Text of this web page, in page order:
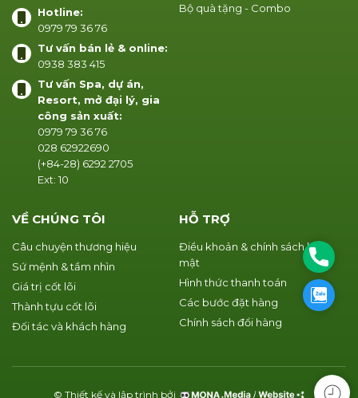
Bộ quà tặng - Combo
VỀ CHÚNG TÔI
Câu chuyện thương hiệu
Sứ mệnh & tầm nhìn
Giá trị cốt lõi
Thành tựu cốt lõi
Đối tác và khách hàng
HỖ TRỢ
Điều khoản & chính sách bảo
mật
Hình thức thanh toán
Các bước đặt hàng
Chính sách đổi hàng
Hotline:
0979 79 36 76
Tư vấn bán lẻ & online:
0938 383 415
Tư vấn Spa, dự án,
Resort, mở đại lý, gia
công sản xuất:
0979 79 36 76
028 62922690
(+84-28) 6292 2705
Ext: 10
© Thiết kế và lập trình bởi
Phone
Zalo